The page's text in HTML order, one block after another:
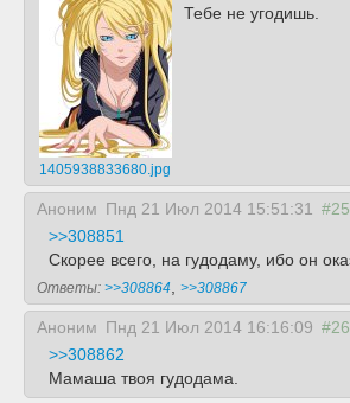
1405938833680.jpg
Тебе не угодишь.
Аноним Пнд 21 Июл 2014 15:51:31 #25
>>308851
Скорее всего, на гудодаму, ибо он
Ответы: >>308864 >>308867
Аноним Пнд 21 Июл 2014 16:16:09 #26
>>308862
Мамаша твоя гудодама.